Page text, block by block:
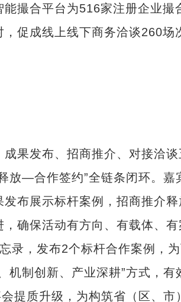
撮合平台为516家注册企业撮
促成线上线下商务洽谈260场
发布、招商推介、对接洽谈
—合作签约”全链条闭环。嘉
布展示标杆案例，招商推介
确保活动有方向、有载体、
录，发布2个标杆合作案例，
机制创新、产业深耕”方式，有
提质升级，为构筑省（区、